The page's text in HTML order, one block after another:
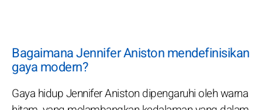
Bagaimana Jennifer Aniston mendefinisikan
gaya modern?
Gaya hidup Jennifer Aniston dipengaruhi oleh warna